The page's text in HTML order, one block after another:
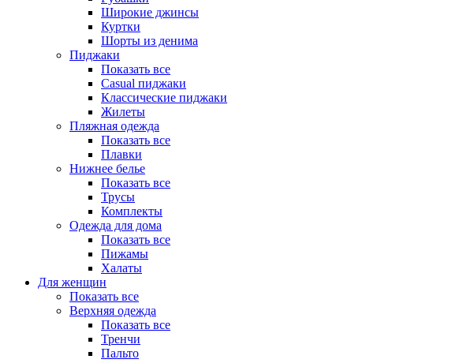
Широкие джинсы
Куртки
Шорты из денима
Пиджаки
Показать все
Casual пиджаки
Классические пиджаки
Жилеты
Пляжная одежда
Показать все
Плавки
Нижнее белье
Показать все
Трусы
Комплекты
Одежда для дома
Показать все
Пижамы
Халаты
Для женщин
Показать все
Верхняя одежда
Показать все
Тренчи
Пальто